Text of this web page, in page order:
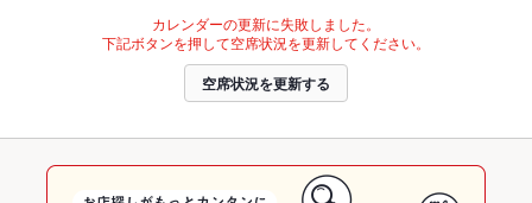
カレンダーの更新に失敗しました。
下記ボタンを押して空席状況を更新してください。
空席状況を更新する